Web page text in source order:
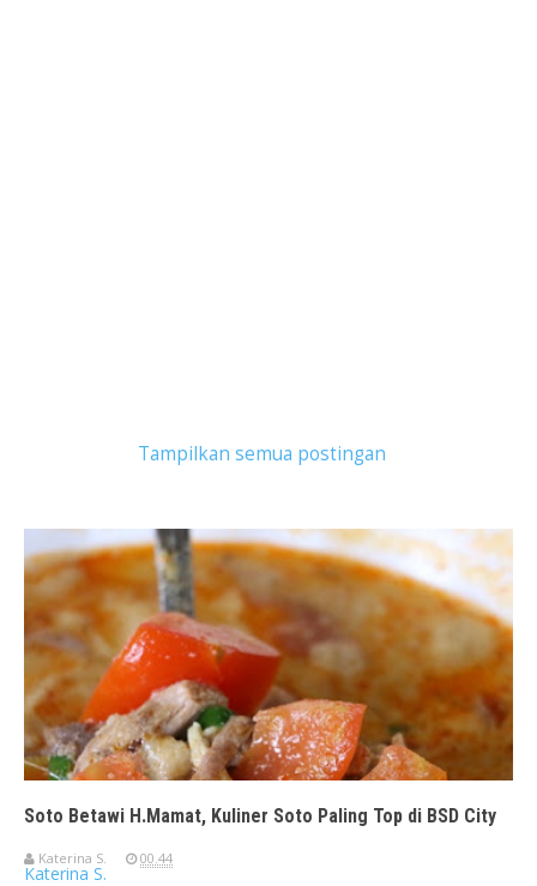
Tampilkan semua postingan
Soto Betawi H.Mamat, Kuliner Soto Paling Top di BSD City
Katerina S. 00.44
Katerina S.